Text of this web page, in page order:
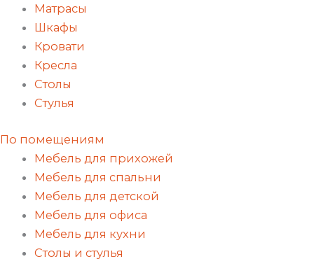
Матрасы
Шкафы
Кровати
Кресла
Столы
Стулья
По помещениям
Мебель для прихожей
Мебель для спальни
Мебель для детской
Мебель для офиса
Мебель для кухни
Столы и стулья